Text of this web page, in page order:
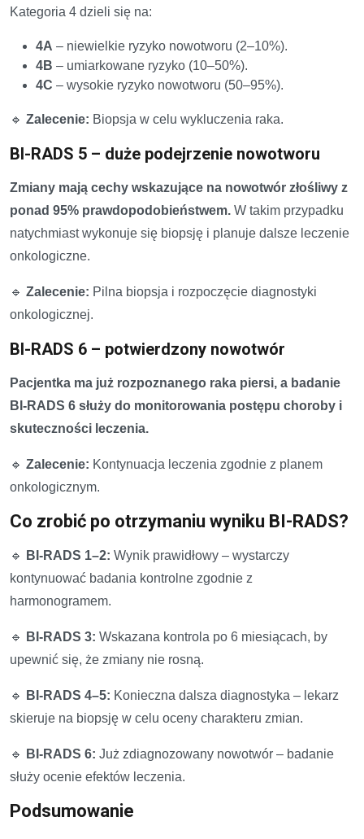
Kategoria 4 dzieli się na:
4A – niewielkie ryzyko nowotworu (2–10%).
4B – umiarkowane ryzyko (10–50%).
4C – wysokie ryzyko nowotworu (50–95%).
🔹 Zalecenie: Biopsja w celu wykluczenia raka.
BI-RADS 5 – duże podejrzenie nowotworu
Zmiany mają cechy wskazujące na nowotwór złośliwy z
ponad 95% prawdopodobieństwem. W takim przypadku
natychmiast wykonuje się biopsję i planuje dalsze leczenie
onkologiczne.
🔹 Zalecenie: Pilna biopsja i rozpoczęcie diagnostyki
onkologicznej.
BI-RADS 6 – potwierdzony nowotwór
Pacjentka ma już rozpoznanego raka piersi, a badanie
BI-RADS 6 służy do monitorowania postępu choroby i
skuteczności leczenia.
🔹 Zalecenie: Kontynuacja leczenia zgodnie z planem
onkologicznym.
Co zrobić po otrzymaniu wyniku BI-RADS?
🔹 BI-RADS 1–2: Wynik prawidłowy – wystarczy
kontynuować badania kontrolne zgodnie z
harmonogramem.
🔹 BI-RADS 3: Wskazana kontrola po 6 miesiącach, by
upewnić się, że zmiany nie rosną.
🔹 BI-RADS 4–5: Konieczna dalsza diagnostyka – lekarz
skieruje na biopsję w celu oceny charakteru zmian.
🔹 BI-RADS 6: Już zdiagnozowany nowotwór – badanie
służy ocenie efektów leczenia.
Podsumowanie